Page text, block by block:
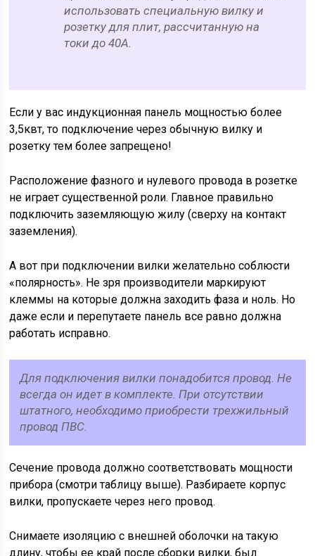
использовать специальную вилку и
розетку для плит, рассчитанную на
токи до 40А.
Если у вас индукционная панель мощностью более
3,5квт, то подключение через обычную вилку и
розетку тем более запрещено!
Расположение фазного и нулевого провода в розетке
не играет существенной роли. Главное правильно
подключить заземляющую жилу (сверху на контакт
заземления).
А вот при подключении вилки желательно соблюсти
«полярность». Не зря производители маркируют
клеммы на которые должна заходить фаза и ноль. Но
даже если и перепутаете панель все равно должна
работать исправно.
Для подключения вилки понадобится провод. Не
всегда он идет в комплекте. При отсутствии
штатного, необходимо приобрести трехжильный
провод ПВС.
Сечение провода должно соответствовать мощности
прибора (смотри таблицу выше). Разбираете корпус
вилки, пропускаете через него провод.
Снимаете изоляцию с внешней оболочки на такую
длину, чтобы ее край после сборки вилки, был